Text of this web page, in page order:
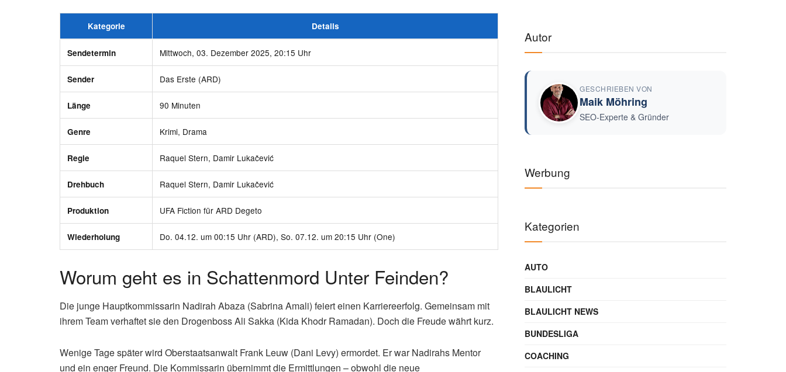
Kategorie Details
Sendetermin Mittwoch, 03. Dezember 2025, 20:15 Uhr
Sender Das Erste (ARD)
Länge 90 Minuten
Genre Krimi, Drama
Regie Raquel Stern, Damir Lukačević
Drehbuch Raquel Stern, Damir Lukačević
Produktion UFA Fiction für ARD Degeto
Wiederholung Do. 04.12. um 00:15 Uhr (ARD), So. 07.12. um 20:15 Uhr (One)
Worum geht es in Schattenmord Unter Feinden?
Die junge Hauptkommissarin Nadirah Abaza (Sabrina Amali) feiert einen Karriereerfolg. Gemeinsam mit
ihrem Team verhaftet sie den Drogenboss Ali Sakka (Kida Khodr Ramadan). Doch die Freude währt kurz.
Wenige Tage später wird Oberstaatsanwalt Frank Leuw (Dani Levy) ermordet. Er war Nadirahs Mentor
und ein enger Freund. Die Kommissarin übernimmt die Ermittlungen – obwohl die neue
Autor
GESCHRIEBEN VON
Maik Möhring
SEO-Experte & Gründer
Werbung
Kategorien
AUTO
BLAULICHT
BLAULICHT NEWS
BUNDESLIGA
COACHING